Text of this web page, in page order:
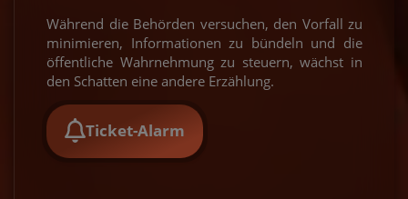
Während die Behörden versuchen, den Vorfall zu
minimieren, Informationen zu bündeln und die
öffentliche Wahrnehmung zu steuern, wächst in
den Schatten eine andere Erzählung.
Ticket-Alarm